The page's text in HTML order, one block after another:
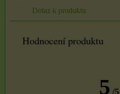
Dotaz k produktu
Hodnocení produktu
5 /5